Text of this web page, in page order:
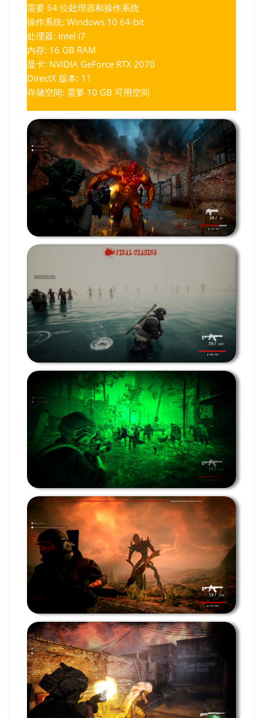
需要 64 位处理器和操作系统
操作系统: Windows 10 64-bit
处理器: Intel i7
内存: 16 GB RAM
显卡: NVIDIA GeForce RTX 2070
DirectX 版本: 11
存储空间: 需要 10 GB 可用空间